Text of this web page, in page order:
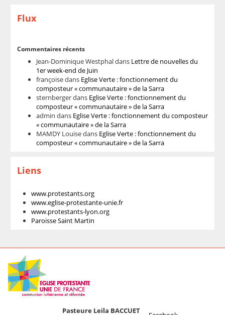
Flux
Commentaires récents
Jean-Dominique Westphaldans Lettre de nouvelles du
1er week-end de Juin
françoisedans Eglise Verte : fonctionnement du
composteur « communautaire » de la Sarra
sternbergerdans Eglise Verte : fonctionnement du
composteur « communautaire » de la Sarra
admin dans Eglise Verte : fonctionnement du composteur
« communautaire » de la Sarra
MAMDY Louisedans Eglise Verte : fonctionnement du
composteur « communautaire » de la Sarra
Liens
www.protestants.org
www.eglise-protestante-unie.fr
www.protestants-lyon.org
Paroisse Saint Martin
Pasteure Leila BACCUET